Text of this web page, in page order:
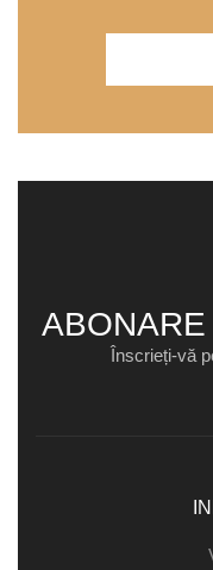
Înscrieți-vă